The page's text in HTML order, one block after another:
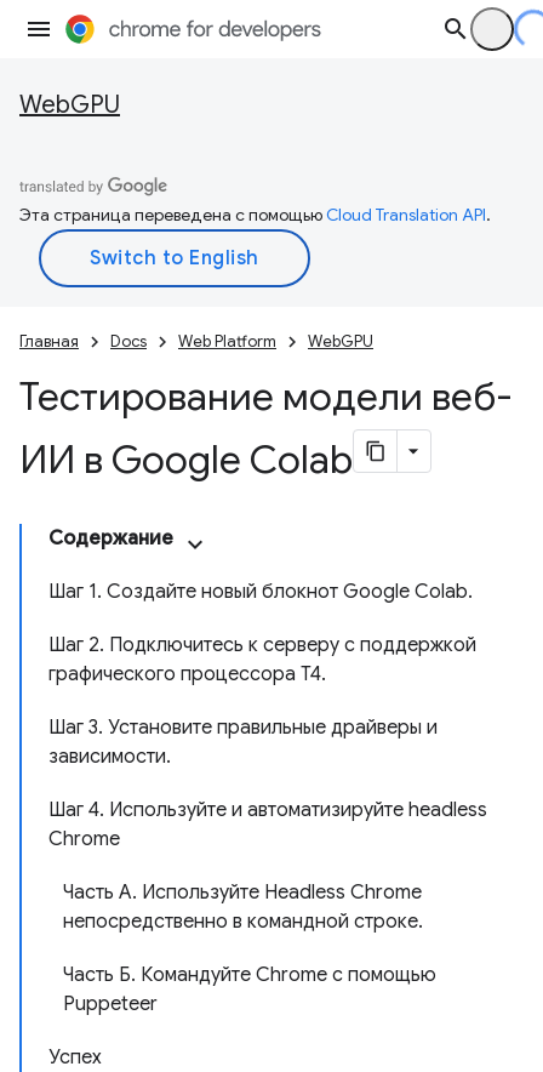
WebGPU
Эта страница переведена с помощьюCloud Translation API.
Главная Docs Web Platform WebGPU
Тестирование модели веб-
ИИ в Google Colab
Содержание
Шаг 1. Создайте новый блокнот Google Colab.
Шаг 2. Подключитесь к серверу с поддержкой
графического процессора T4.
Шаг 3. Установите правильные драйверы и
зависимости.
Шаг 4. Используйте и автоматизируйте headless
Chrome
Часть A. Используйте Headless Chrome
непосредственно в командной строке.
Часть Б. Командуйте Chrome с помощью
Puppeteer
Успех